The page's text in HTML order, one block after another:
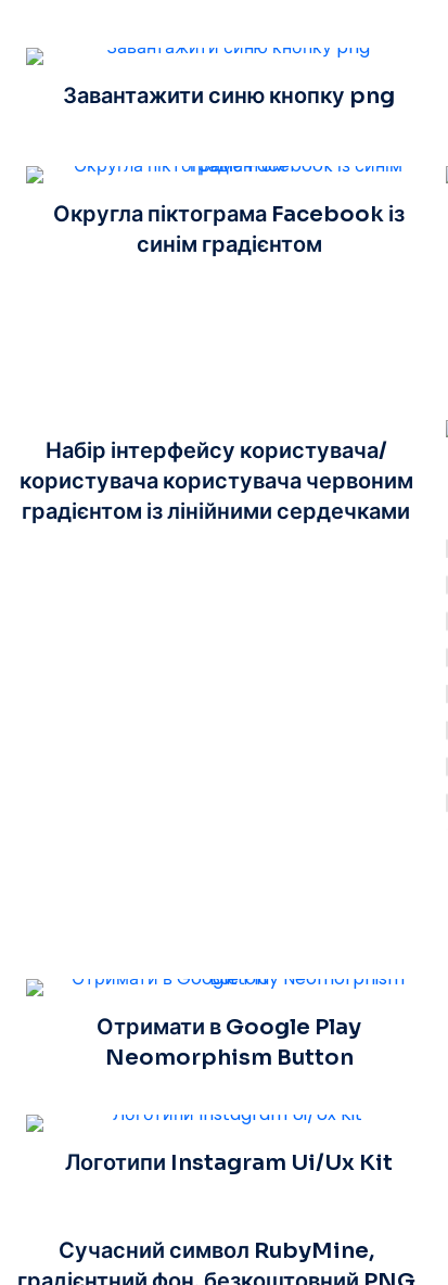
Завантажити синю кнопку png
Округла піктограма Facebook із
синім градієнтом
Набір інтерфейсу користувача/
користувача користувача червоним
градієнтом із лінійними сердечками
Отримати в Google Play
Neomorphism Button
Логотипи Instagram Ui/Ux Kit
Сучасний символ RubyMine,